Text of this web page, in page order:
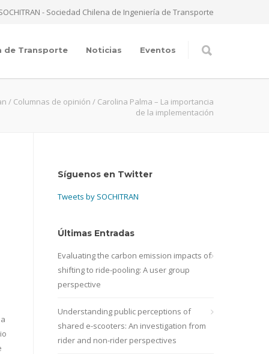
- Sociedad Chilena de Ingeniería de Transporte
de Transporte Noticias Eventos
/ Columnas de opinión / Carolina Palma – La importancia
de la implementación
Síguenos en Twitter
Tweets by SOCHITRAN
Últimas Entradas
Evaluating the carbon emission impacts of
shifting to ride-pooling: A user group
perspective
Understanding public perceptions of
shared e-scooters: An investigation from
rider and non-rider perspectives